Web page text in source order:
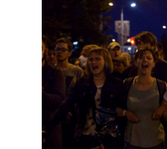
må
ta
på